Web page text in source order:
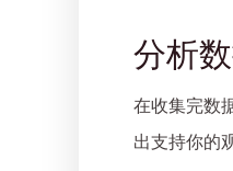
分析
在收集完数
出支持你的